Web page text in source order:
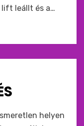
leállt és a…
helyen